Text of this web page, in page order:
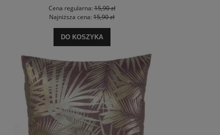
Cena regularna:15,90 zł
Najniższa cena: 15,90 zł
DO KOSZYKA